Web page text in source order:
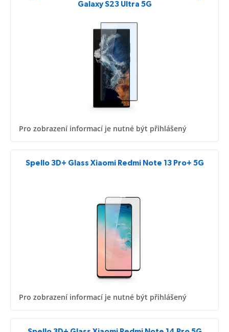
Galaxy S23 Ultra 5G
Pro zobrazení informací je nutné být přihlášený
Spello 3D+ Glass Xiaomi Redmi Note 13 Pro+ 5G
Pro zobrazení informací je nutné být přihlášený